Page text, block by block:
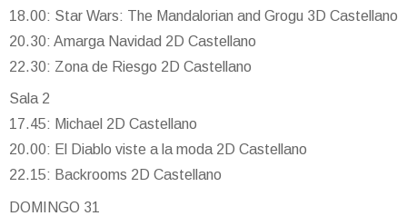
18.00: Star Wars: The Mandalorian and Grogu 3D Castellano
20.30: Amarga Navidad 2D Castellano
22.30: Zona de Riesgo 2D Castellano
Sala 2
17.45: Michael 2D Castellano
20.00: El Diablo viste a la moda 2D Castellano
22.15: Backrooms 2D Castellano
DOMINGO 31